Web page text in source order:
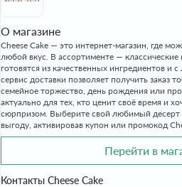
О магазине
Cheese Cake — это интернет-магазин, где
любой вкус. В ассортименте —
готовятся из качественных ингредиентов и
сервис доставки позволяет получить заказ
семейное торжество, день рождения или
актуально для тех, кто ценит своё время и
сюрпризом. Выберите свой любимый
выгоду, активировав купон или промокод
Перейти в
Контакты Cheese Cake